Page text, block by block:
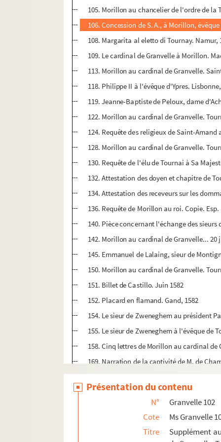
105. Morillon au chancelier de l'ordre de la
106. Concession de S. A., à Morillon,
108. Margarita al eletto di Tournay. Namur,
109. Le cardinal de Granvelle à Morillon.
113. Morillon au cardinal de Granvelle.
118. Philippe II à l'évêque d'Ypres.
119. Jeanne-Baptiste de Peloux, dame
122. Morillon au cardinal de Granvelle.
124. Requête des religieux de Saint-
128. Morillon au cardinal de Granvelle.
130. Requête de l'élu de Tournai à Sa
132. Attestation des doyen et chapitre de
134. Attestation des receveurs sur les
136. Requête de Morillon au roi. Copie. Esp.
140. Pièce concernant l'échange des
142. Morillon au cardinal de Granvelle... 20
145. Emmanuel de Lalaing, sieur de
150. Morillon au cardinal de Granvelle.
151. Billet de Castillo. Juin 1582
152. Placard en flamand. Gand, 1582
154. Le sieur de Zweneghem au président
155. Le sieur de Zweneghem à l'évêque de
158. Cinq lettres de Morillon au cardinal de
169. Narration de la captivité de M. de
170. Morillon au cardinal de Granvelle.
171. « Capitulum Tornacense pro electo
174. Morillon au cardinal de Granvelle.
177 v°. M. de Chassey à Morillon... 17 mars
179. Morillon au cardinal de Granvelle.
Présentation du contenu
N°
Granvelle 102
Cote
Ms Granvelle
Titre
Supplément